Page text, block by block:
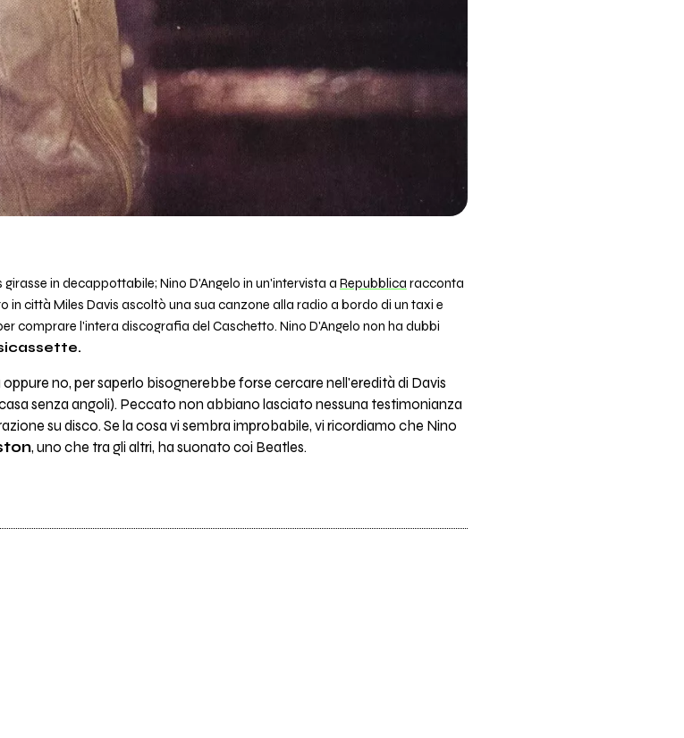
in decappottabile; Nino D'Angelo in un'intervista a Repubblica racconta
in città Miles Davis ascoltò una sua canzone alla radio a bordo di un taxi e
comprare l'intera discografia del Caschetto. Nino D'Angelo non ha dubbi
no, per saperlo bisognerebbe forse cercare nell'eredità di Davis
senza angoli). Peccato non abbiano lasciato nessuna testimonianza
su disco. Se la cosa vi sembra improbabile, vi ricordiamo che Nino
, uno che tra gli altri, ha suonato coi Beatles.